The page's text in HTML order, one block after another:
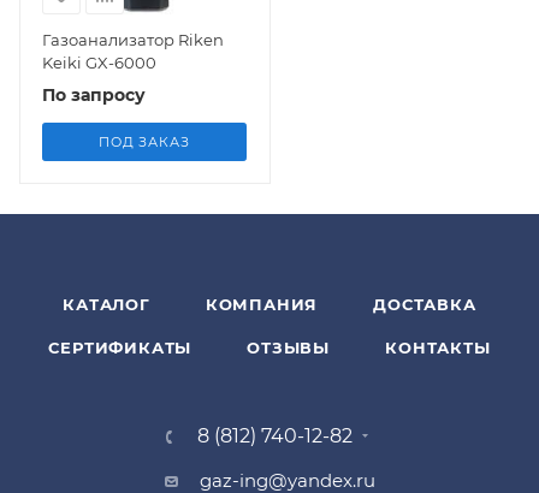
Газоанализатор Riken
Keiki GX-6000
По запросу
ПОД ЗАКАЗ
КАТАЛОГ КОМПАНИЯ ДОСТАВКА
СЕРТИФИКАТЫ ОТЗЫВЫ КОНТАКТЫ
8 (812) 740-12-82
gaz-ing@yandex.ru